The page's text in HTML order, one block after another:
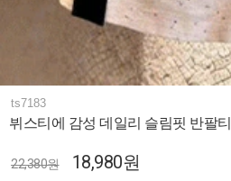
ts7183
뷔스티에 감성 데일리 슬림핏 반팔티
22,380원 18,980원